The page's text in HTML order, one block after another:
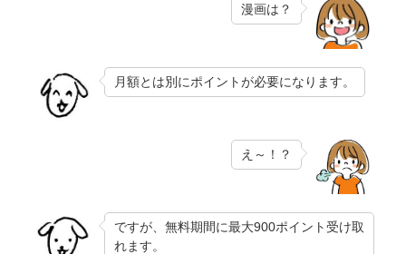
漫画は？
月額とは別にポイントが必要になります。
え～！？
ですが、無料期間に最大900ポイント受け取
れます。